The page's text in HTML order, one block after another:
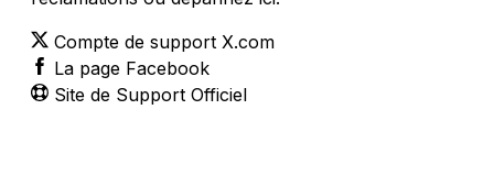
Compte de support X.com
La page Facebook
Site de Support Officiel